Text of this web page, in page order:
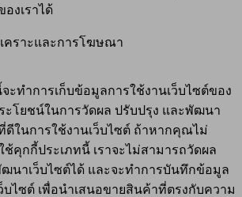
องเราได้
คราะและการโฆษณา
ะทำการเก็บข้อมูลการใช้งานเว็บไซต์ของ
ะโยชน์ในการวัดผล ปรับปรุง และพัฒนา
ในการใช้งานเว็บไซต์ ถ้าหากคุณไม่
ช้คุกกี้ประเภทนี้ เราจะไม่สามารถวัดผล
นาเว็บไซต์ได้ และจะทำการบันทึกข้อมูล
บไซต์ เพื่อนำเสนอขายสินค้าที่ตรงกับความ